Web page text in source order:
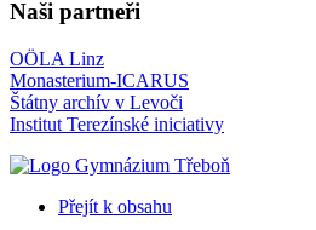
Naši partneři
OÖLA Linz
Monasterium-ICARUS
Štátny archív v Levoči
Institut Terezínské iniciativy
Přejít k obsahu